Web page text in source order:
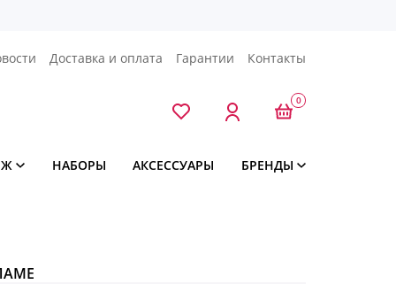
Доставка и оплата Гарантии Контакты
0
НАБОРЫ АКСЕССУАРЫ БРЕНДЫ